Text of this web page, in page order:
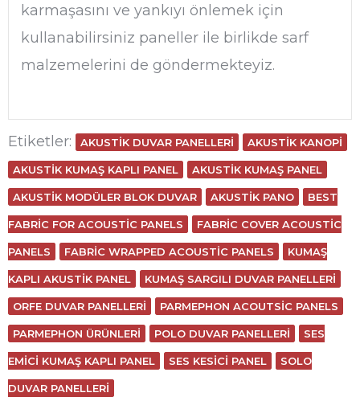
karmaşasını ve yankıyı önlemek için
kullanabilirsiniz paneller ile birlikde sarf
malzemelerini de göndermekteyiz.
Etiketler: AKUSTIK DUVAR PANELLERI AKUSTIK KANOPI
AKUSTIK KUMAŞ KAPLI PANEL AKUSTIK KUMAŞ PANEL
AKUSTIK MODÜLER BLOK DUVAR AKUSTIK PANO BEST
FABRIC FOR ACOUSTIC PANELS FABRIC COVER ACOUSTIC
PANELS FABRIC WRAPPED ACOUSTIC PANELS KUMAŞ
KAPLI AKUSTIK PANEL KUMAŞ SARGILI DUVAR PANELLERI
ORFE DUVAR PANELLERI PARMEPHON ACOUTSIC PANELS
PARMEPHON ÜRÜNLERI POLO DUVAR PANELLERI SES
EMICI KUMAŞ KAPLI PANEL SES KESICI PANEL SOLO
DUVAR PANELLERI